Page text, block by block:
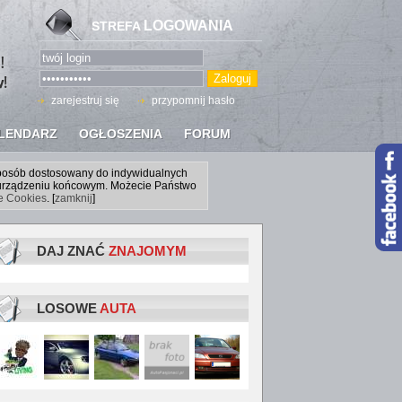
OGŁOSZENIA FORUM
STREFA LOGOWANIA
zarejestruj się przypomnij hasło
dostosowany do indywidualnych
końcowym. Możecie Państwo
Cookies. [zamknij]
DAJ ZNAĆ ZNAJOMYM
LOSOWEAUTA